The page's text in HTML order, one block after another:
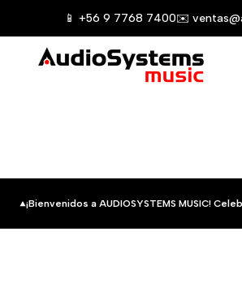
📱 +56 9 7768 7400✉️
¡Bienvenidos a AUDIOSYSTEMS MUSIC!